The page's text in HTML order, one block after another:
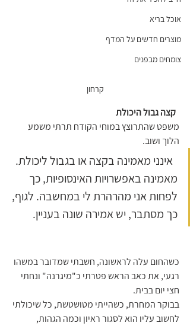
אוכל בריא
מוצרים חדשים על המדף
צומחים מבפנים
קרחון
קצה גבול היכולת
משפט שהתרוצץ במוחי הקודח תרתי משמע
הלוך ושוב.
  אינני מאמינה בקצה או בגבול ליכולת.
מאמינה באפשרויות האינסופיות, כך
לפחות אני מהרהרת לי במחשבה. לגוף,
כך מסתבר, יש אמירה שונה בעניין.
כשהחום עלה לראשונה, חשבתי שמדובר במשהו
רגעי, את כאב הראש פטרתי כ"מיגרנה" ונחתי
חצי יום בבית.
בבוקר המחרת, כשהייתי מטושטשת, כל שיכולתי
לחשוב עליו הוא לסגור ראיון וכמה הגהות,